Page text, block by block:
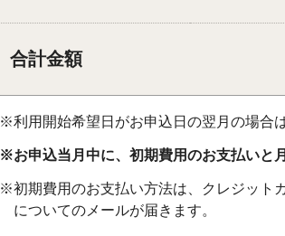
合計金額
※利用開始希望日がお申込日の翌月の場合
※お申込当月中に、初期費用のお支払いと
※初期費用のお支払い方法は、クレジット
についてのメールが届きます。